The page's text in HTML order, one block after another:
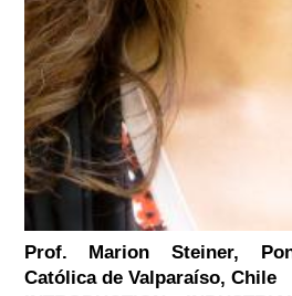
Prof. Marion Steiner,
Católica de Valparaíso, Chile